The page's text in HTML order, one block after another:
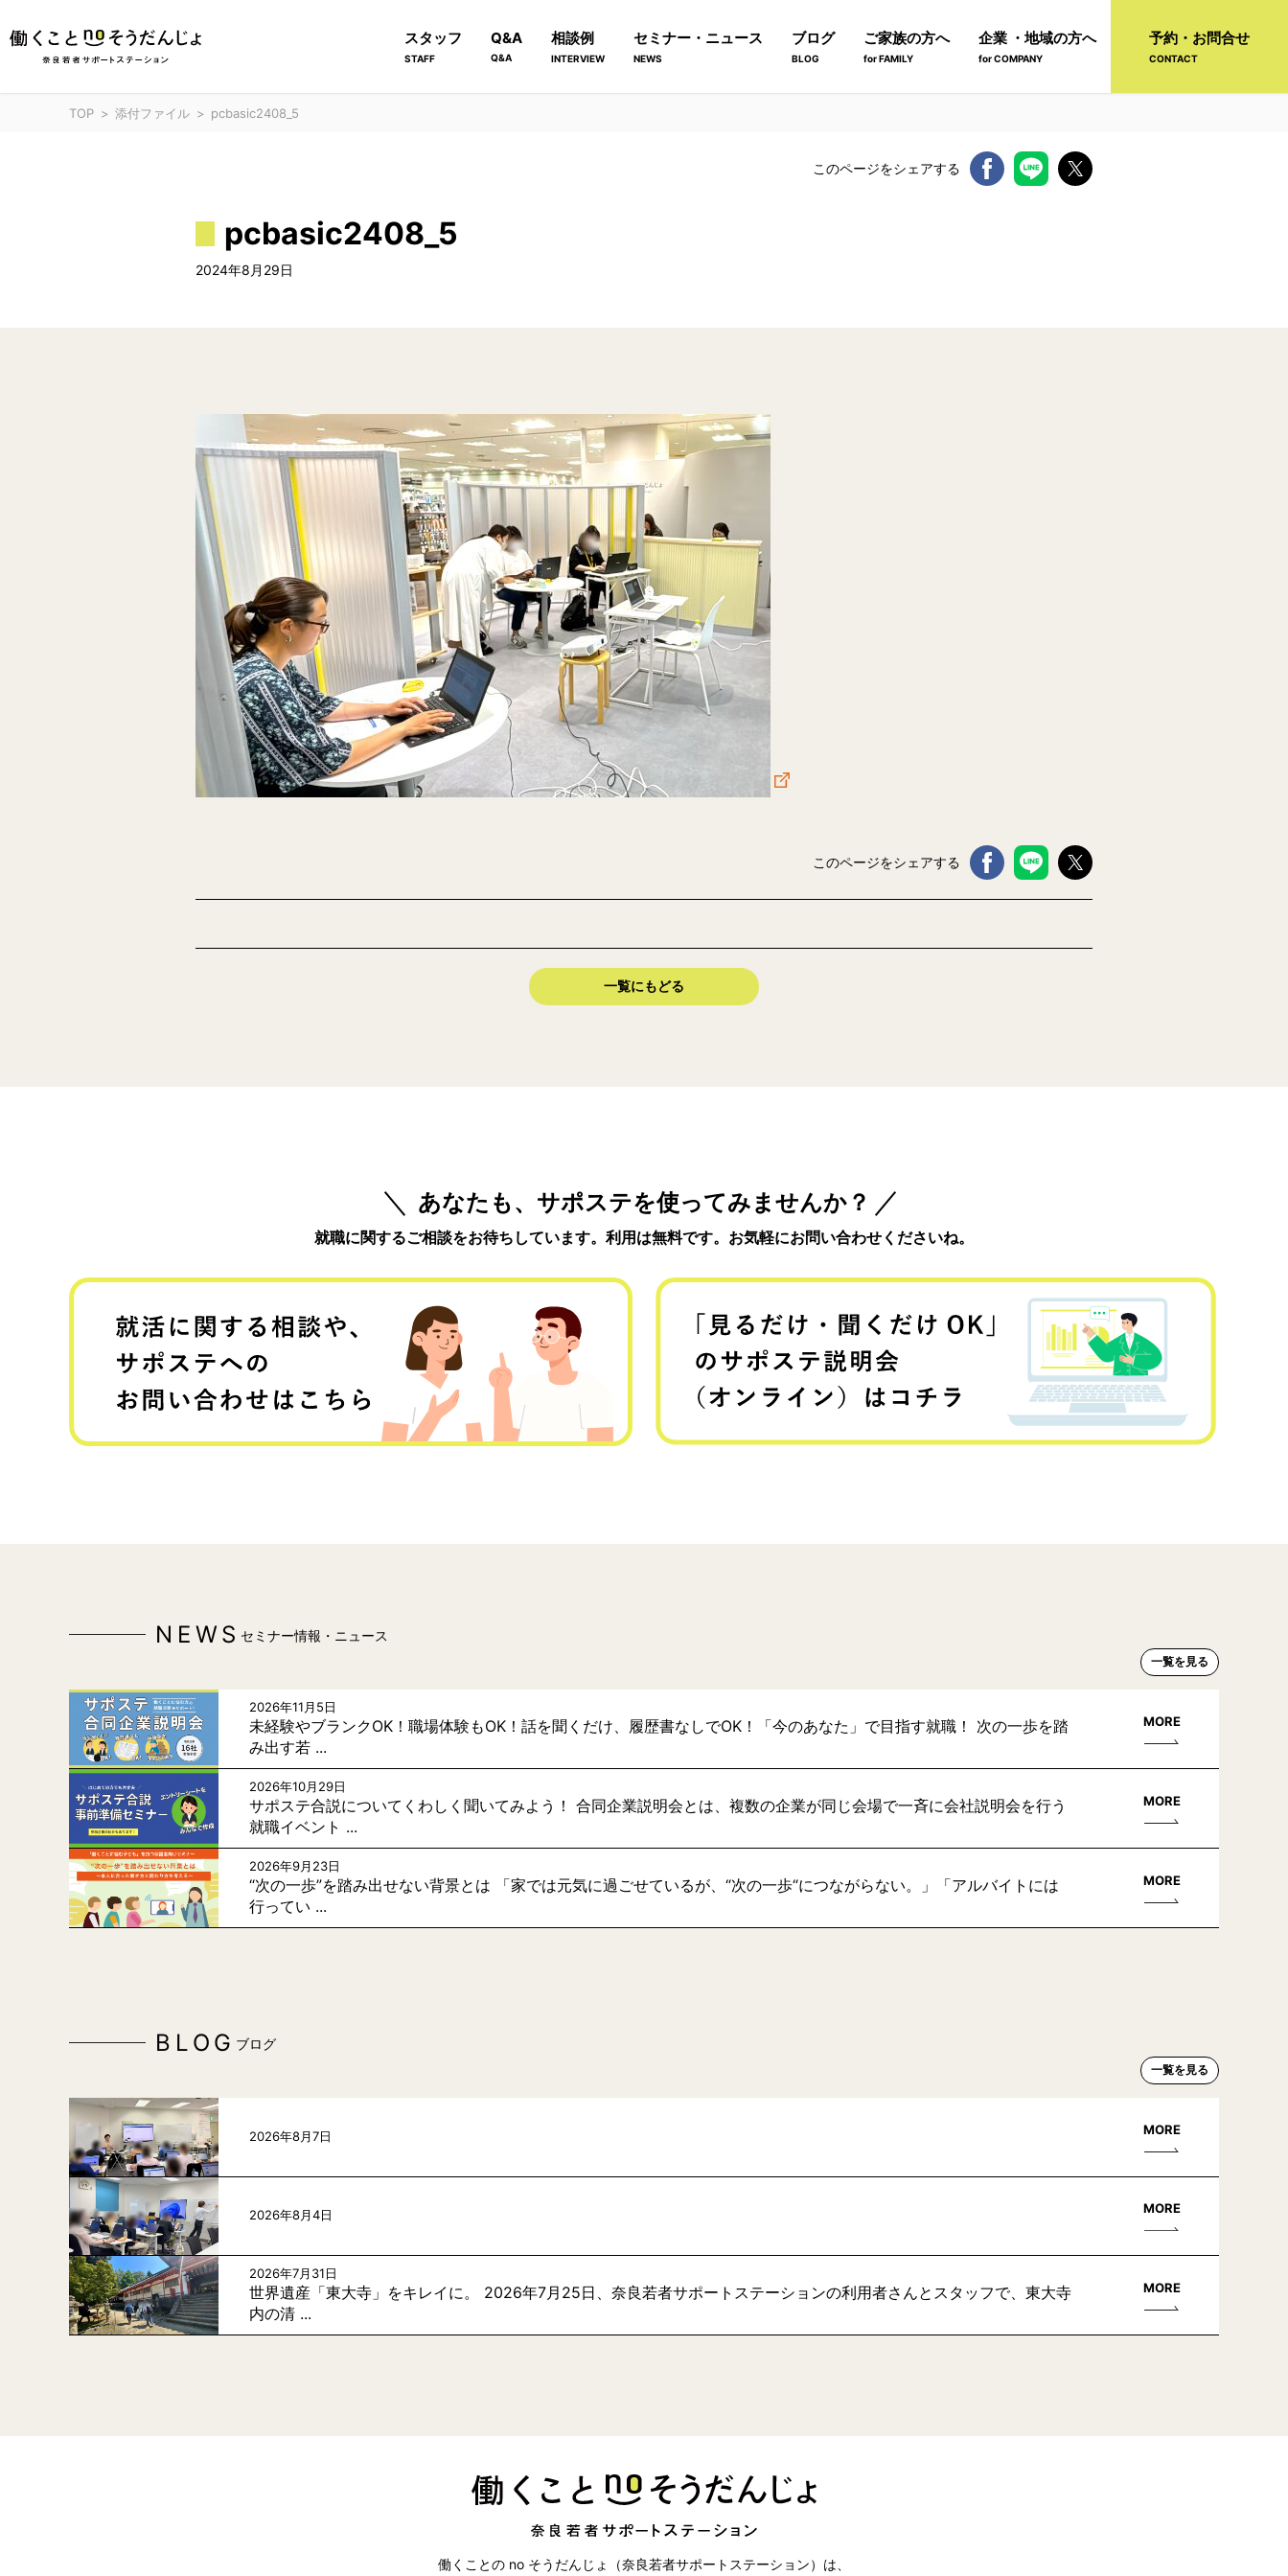
スタッフ
STAFF
Q&A
Q&A
相談例
INTERVIEW
セミナー・ニュース
NEWS
ブログ
BLOG
ご家族の方へ
for FAMILY
企業 ・地域の方へ
for COMPANY
予約・お問合せ
CONTACT
TOP 添付ファイル pcbasic2408_5
このページをシェアする
pcbasic2408_5
2024年8月29日
このページをシェアする
一覧にもどる
あなたも、サポステを使ってみませんか？
就職に関するご相談をお待ちしています。利用は無料です。お気軽にお問い合わせくださいね。
NEWS セミナー情報・ニュース
一覧を見る
2026年11月5日
未経験やブランクOK！職場体験もOK！話を聞くだけ、履歴書なしでOK！「今のあなた」で目指す就職！ 次の一歩を踏
み出す若 ...
MORE
2026年10月29日
サポステ合説についてくわしく聞いてみよう！ 合同企業説明会とは、複数の企業が同じ会場で一斉に会社説明会を行う
就職イベント ...
MORE
2026年9月23日
“次の一歩”を踏み出せない背景とは 「家では元気に過ごせているが、“次の一歩“につながらない。」「アルバイトには
行ってい ...
MORE
BLOG ブログ
一覧を見る
2026年8月7日 MORE
2026年8月4日 MORE
2026年7月31日
世界遺産「東大寺」をキレイに。 2026年7月25日、奈良若者サポートステーションの利用者さんとスタッフで、東大寺
内の清 ...
MORE
働くことの no そうだんじょ（奈良若者サポートステーション）は、